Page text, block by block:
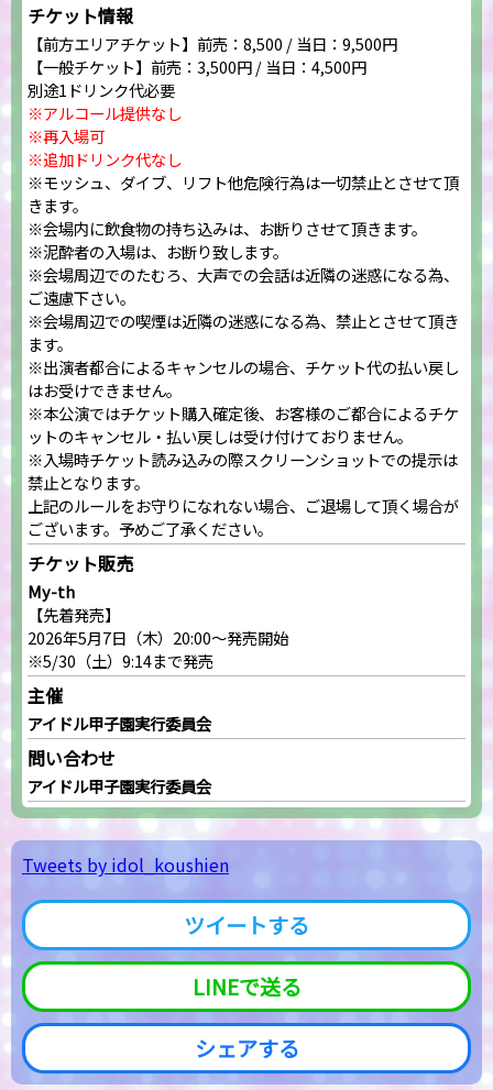
チケット情報
【前方エリアチケット】前売：8,500 / 当日：9,500円
【一般チケット】前売：3,500円 / 当日：4,500円
別途1ドリンク代必要
※アルコール提供なし
※再入場可
※追加ドリンク代なし
※モッシュ、ダイブ、リフト他危険行為は一切禁止とさせて頂
きます。
※会場内に飲食物の持ち込みは、お断りさせて頂きます。
※泥酔者の入場は、お断り致します。
※会場周辺でのたむろ、大声での会話は近隣の迷惑になる為、
ご遠慮下さい。
※会場周辺での喫煙は近隣の迷惑になる為、禁止とさせて頂き
ます。
※出演者都合によるキャンセルの場合、チケット代の払い戻し
はお受けできません。
※本公演ではチケット購入確定後、お客様のご都合によるチケ
ットのキャンセル・払い戻しは受け付けておりません。
※入場時チケット読み込みの際スクリーンショットでの提示は
禁止となります。
上記のルールをお守りになれない場合、ご退場して頂く場合が
ございます。予めご了承ください。
チケット販売
My-th
【先着発売】
2026年5月7日（木）20:00～発売開始
※5/30（土）9:14まで発売
主催
アイドル甲子園実行委員会
問い合わせ
アイドル甲子園実行委員会
Tweets by idol_koushien
ツイートする
LINEで送る
シェアする